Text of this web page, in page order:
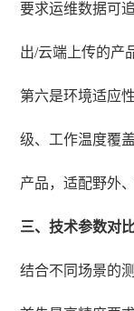
要求运维数据可
出/云端上传的产
第六是环境适应
级、工作温度覆
产品，适配野外
三、技术参数对
结合不同场景的